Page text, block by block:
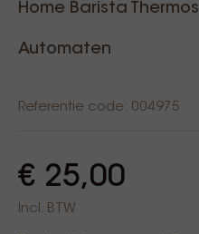
Home Barista
Automaten
Referentie code: 004975
€ 25,00
Incl. BTW